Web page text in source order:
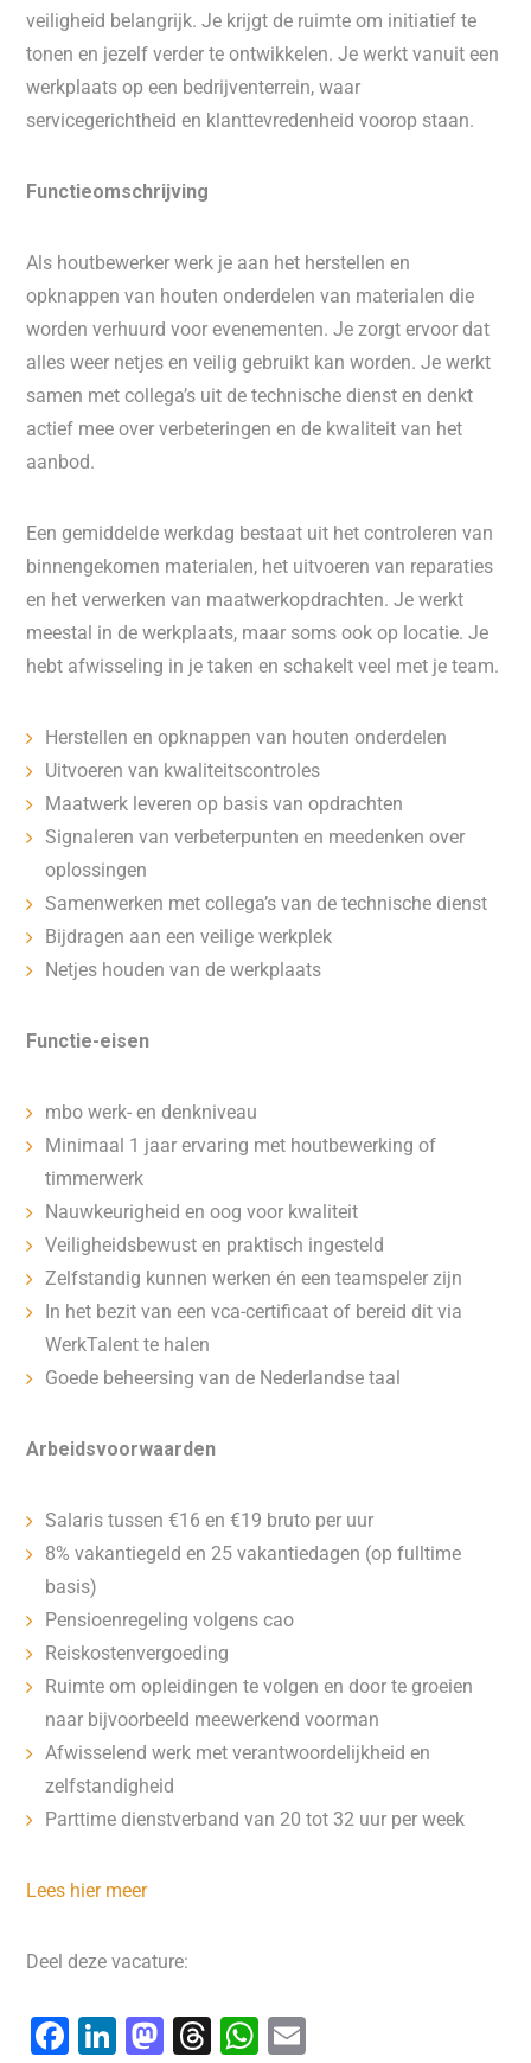
veiligheid belangrijk. Je krijgt de ruimte om initiatief te
tonen en jezelf verder te ontwikkelen. Je werkt vanuit een
werkplaats op een bedrijventerrein, waar
servicegerichtheid en klanttevredenheid voorop staan.
Functieomschrijving
Als houtbewerker werk je aan het herstellen en
opknappen van houten onderdelen van materialen die
worden verhuurd voor evenementen. Je zorgt ervoor dat
alles weer netjes en veilig gebruikt kan worden. Je werkt
samen met collega’s uit de technische dienst en denkt
actief mee over verbeteringen en de kwaliteit van het
aanbod.
Een gemiddelde werkdag bestaat uit het controleren van
binnengekomen materialen, het uitvoeren van reparaties
en het verwerken van maatwerkopdrachten. Je werkt
meestal in de werkplaats, maar soms ook op locatie. Je
hebt afwisseling in je taken en schakelt veel met je team.
Herstellen en opknappen van houten onderdelen
Uitvoeren van kwaliteitscontroles
Maatwerk leveren op basis van opdrachten
Signaleren van verbeterpunten en meedenken over
oplossingen
Samenwerken met collega’s van de technische dienst
Bijdragen aan een veilige werkplek
Netjes houden van de werkplaats
Functie-eisen
mbo werk- en denkniveau
Minimaal 1 jaar ervaring met houtbewerking of
timmerwerk
Nauwkeurigheid en oog voor kwaliteit
Veiligheidsbewust en praktisch ingesteld
Zelfstandig kunnen werken én een teamspeler zijn
In het bezit van een vca-certificaat of bereid dit via
WerkTalent te halen
Goede beheersing van de Nederlandse taal
Arbeidsvoorwaarden
Salaris tussen €16 en €19 bruto per uur
8% vakantiegeld en 25 vakantiedagen (op fulltime
basis)
Pensioenregeling volgens cao
Reiskostenvergoeding
Ruimte om opleidingen te volgen en door te groeien
naar bijvoorbeeld meewerkend voorman
Afwisselend werk met verantwoordelijkheid en
zelfstandigheid
Parttime dienstverband van 20 tot 32 uur per week
Lees hier meer
Deel deze vacature:
F
Li M T
W